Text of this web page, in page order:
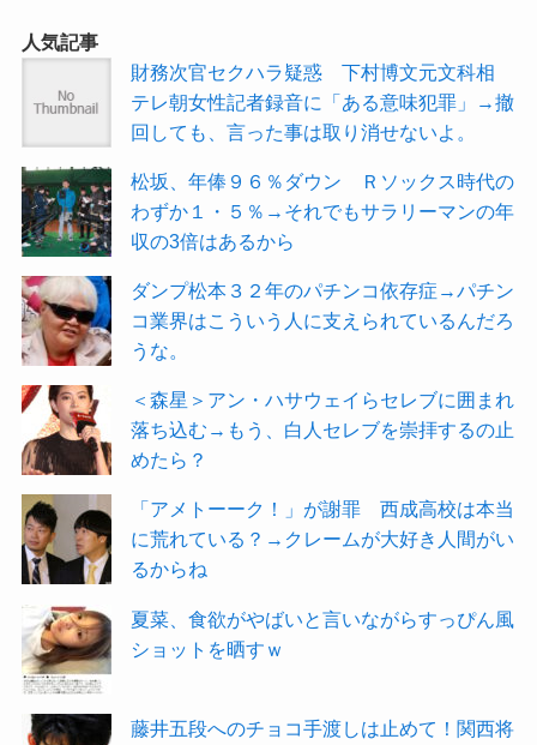
人気記事
財務次官セクハラ疑惑 下村博文元文科相
テレ朝女性記者録音に「ある意味犯罪」→撤
回しても、言った事は取り消せないよ。
松坂、年俸９６％ダウン Ｒソックス時代の
わずか１・５％→それでもサラリーマンの年
収の3倍はあるから
ダンプ松本３２年のパチンコ依存症→パチン
コ業界はこういう人に支えられているんだろ
うな。
＜森星＞アン・ハサウェイらセレブに囲まれ
落ち込む→もう、白人セレブを崇拝するの止
めたら？
「アメトーーク！」が謝罪 西成高校は本当
に荒れている？→クレームが大好き人間がい
るからね
夏菜、食欲がやばいと言いながらすっぴん風
ショットを晒すｗ
藤井五段へのチョコ手渡しは止めて！関西将